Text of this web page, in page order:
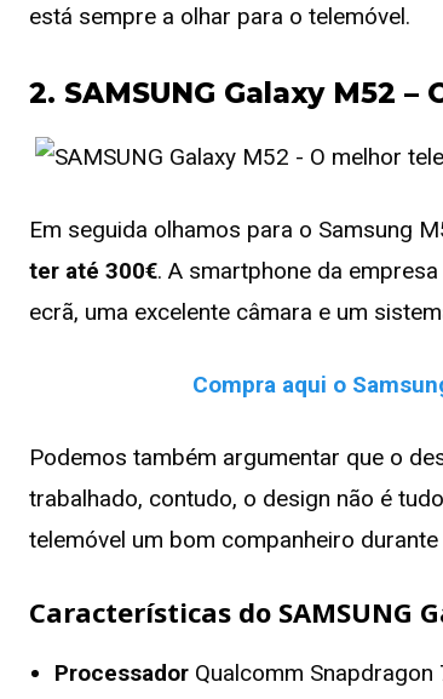
está sempre a olhar para o telemóvel.
2. SAMSUNG Galaxy M52
Em seguida olhamos para o Samsung
ter até 300€. A smartphone da
ecrã, uma excelente câmara e um
Compra aqui o
Podemos também argumentar que o
trabalhado, contudo, o design não é
telemóvel um bom companheiro
Características do SAMSUNG
Processador Qualcomm Snapdragon